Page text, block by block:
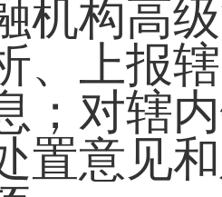
机构高
、上报
；对辖
置意见